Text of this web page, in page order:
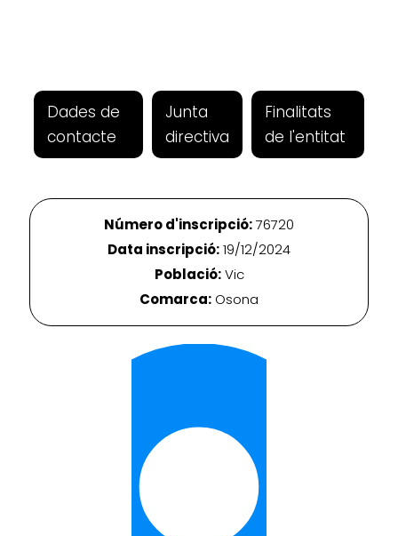
Dades de
contacte
Junta
directiva
Finalitats
de l'entitat
Número d'inscripció:76720
Data inscripció:19/12/2024
Població:Vic
Comarca: Osona